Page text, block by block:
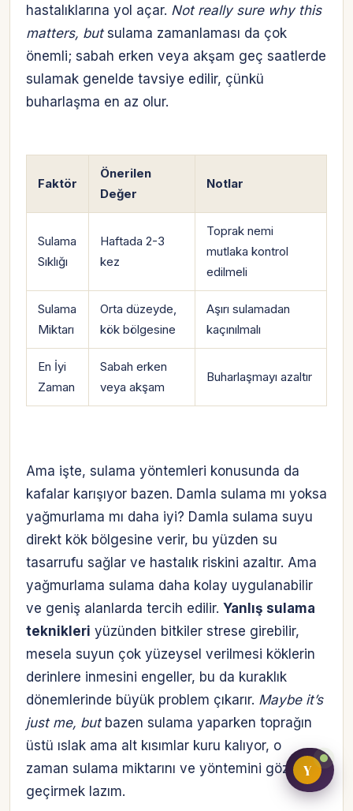
Bireysel müşteri hesabı
Üretici / çiftçi paneli
B2B alıcı paneli
hastalıklarına yol açar. Not really sure why this
matters, butsulama zamanlaması da çok
önemli; sabah erken veya akşam geç saatlerde
sulamak genelde tavsiye edilir, çünkü
buharlaşma en az olur.
Faktör
Önerilen
Değer
Notlar
Sulama
Sıklığı
Haftada 2-3
kez
Toprak nemi
mutlaka kontrol
edilmeli
Sulama
Miktarı
Orta düzeyde,
kök bölgesine
Aşırı sulamadan
kaçınılmalı
En İyi
Zaman
Sabah erken
veya akşam
Buharlaşmayı azaltır
Ama işte, sulama yöntemleri konusunda da
kafalar karışıyor bazen. Damla sulama mı yoksa
yağmurlama mı daha iyi? Damla sulama suyu
direkt kök bölgesine verir, bu yüzden su
tasarrufu sağlar ve hastalık riskini azaltır. Ama
yağmurlama sulama daha kolay uygulanabilir
ve geniş alanlarda tercih edilir. Yanlış sulama
teknikleri yüzünden bitkiler strese girebilir,
mesela suyun çok yüzeysel verilmesi köklerin
derinlere inmesini engeller, bu da kuraklık
dönemlerinde büyük problem çıkarır. Maybe it’s
just me, butbazen sulama yaparken toprağın
üstü ıslak ama alt kısımlar kuru kalıyor, o
zaman sulama miktarını ve yöntemini gözden
geçirmek lazım.
Y